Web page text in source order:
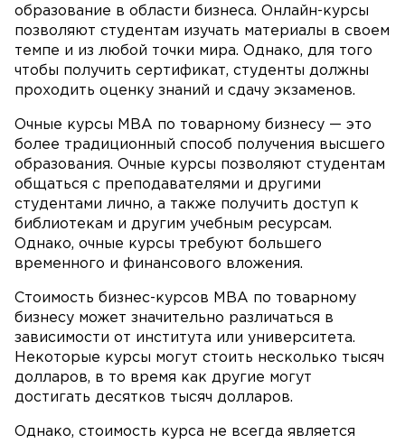
образование в области бизнеса. Онлайн-курсы
позволяют студентам изучать материалы в своем
темпе и из любой точки мира. Однако, для того
чтобы получить сертификат, студенты должны
проходить оценку знаний и сдачу экзаменов.
Очные курсы MBA по товарному бизнесу — это
более традиционный способ получения высшего
образования. Очные курсы позволяют студентам
общаться с преподавателями и другими
студентами лично, а также получить доступ к
библиотекам и другим учебным ресурсам.
Однако, очные курсы требуют большего
временного и финансового вложения.
Стоимость бизнес-курсов MBA по товарному
бизнесу может значительно различаться в
зависимости от института или университета.
Некоторые курсы могут стоить несколько тысяч
долларов, в то время как другие могут
достигать десятков тысяч долларов.
Однако, стоимость курса не всегда является